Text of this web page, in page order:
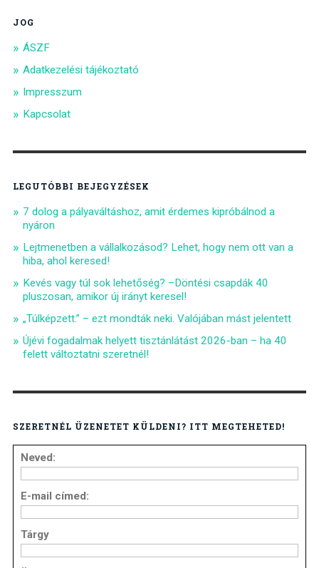
JOG
ÁSZF
Adatkezelési tájékoztató
Impresszum
Kapcsolat
LEGUTÓBBI BEJEGYZÉSEK
7 dolog a pályaváltáshoz, amit érdemes kipróbálnod a
nyáron
Lejtmenetben a vállalkozásod? Lehet, hogy nem ott van a
hiba, ahol keresed!
Kevés vagy túl sok lehetőség? –Döntési csapdák 40
pluszosan, amikor új irányt keresel!
„Túlképzett.” – ezt mondták neki. Valójában mást jelentett
Újévi fogadalmak helyett tisztánlátást 2026-ban – ha 40
felett változtatni szeretnél!
SZERETNÉL ÜZENETET KÜLDENI? ITT MEGTEHETED!
Neved:
E-mail címed:
Tárgy